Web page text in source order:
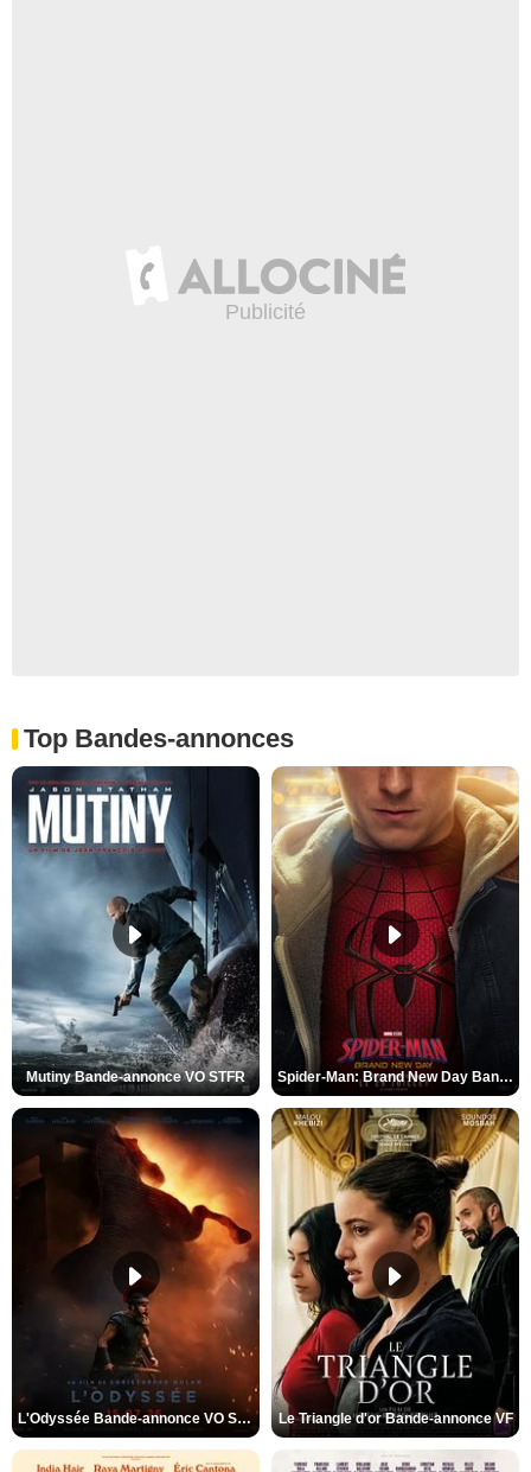
Top Bandes-annonces
Mutiny Bande-annonce VO STFR Spider-Man: Brand New Day Bande-annonce VO STFR
L'Odyssée Bande-annonce VO STFR Le Triangle d'or Bande-annonce VF